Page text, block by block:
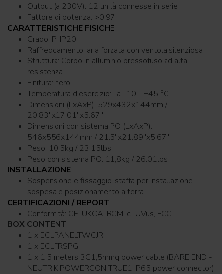
Output (a 230V): 12 unità connesse in serie
Fattore di potenza: >0,97
CARATTERISTICHE FISICHE
Grado IP: IP20
Raffreddamento: aria forzata con ventola silenziosa
Struttura: Corpo in alluminio pressofuso ad alta
resistenza
Finitura: nero
Temperatura d'esercizio: Ta -10 - +45 °C
Dimensioni (LxAxP): 529x432x144mm /
20.83''x17.01''x5.67''
Dimensioni con sistema PO (LxAxP):
546x556x144mm / 21.5''x21.89''x5.67''
Peso: 10,5kg / 23.15lbs
Peso con sistema PO: 11,8kg / 26.01lbs
INSTALLAZIONE
Sospensione e fissaggio: staffa per installazione
sospesa e posizionamento a terra
CERTIFICAZIONI / REPORT
Conformità: CE, UKCA, RCM, cTUVus, FCC
BOX CONTENT
1 x ECLPANELTWCJR
1 x ECLFRSPG
1 x 1,5 meters 3G1,5mmq power cable (BARE END -
NEUTRIK POWERCON TRUE1 IP65 power connector)